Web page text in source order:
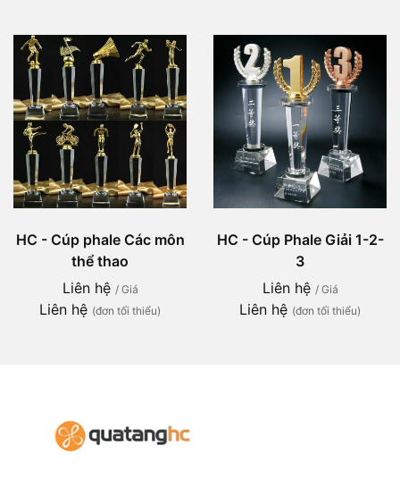
HC - Cúp phale Các môn
thể thao
Liên hệ / Giá
Liên hệ (đơn tối thiểu)
HC - Cúp Phale Giải 1-2-
3
Liên hệ / Giá
Liên hệ (đơn tối thiểu)